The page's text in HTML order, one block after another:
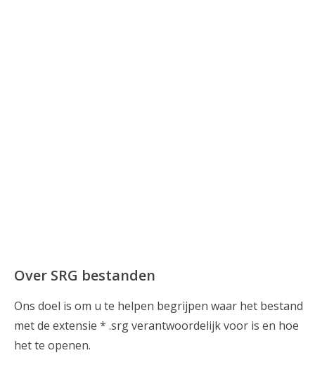
Over SRG bestanden
Ons doel is om u te helpen begrijpen waar het bestand
met de extensie * .srg verantwoordelijk voor is en hoe
het te openen.